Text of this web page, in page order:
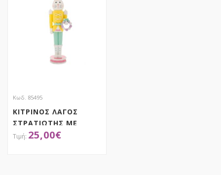
Κωδ. 85495
ΚΙΤΡΙΝΟΣ ΛΑΓΟΣ
ΣΤΡΑΤΙΩΤΗΣ ΜΕ
ΣΤΕΦΑΝΙ ΑΥΓΟ
25,00€